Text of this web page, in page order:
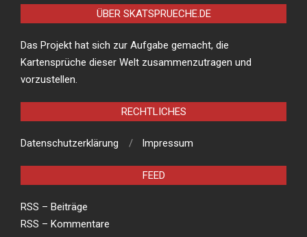
ÜBER SKATSPRUECHE.DE
Das Projekt hat sich zur Aufgabe gemacht, die
Kartensprüche dieser Welt zusammenzutragen und
vorzustellen.
RECHTLICHES
Datenschutzerklärung Impressum
FEED
RSS – Beiträge
RSS – Kommentare